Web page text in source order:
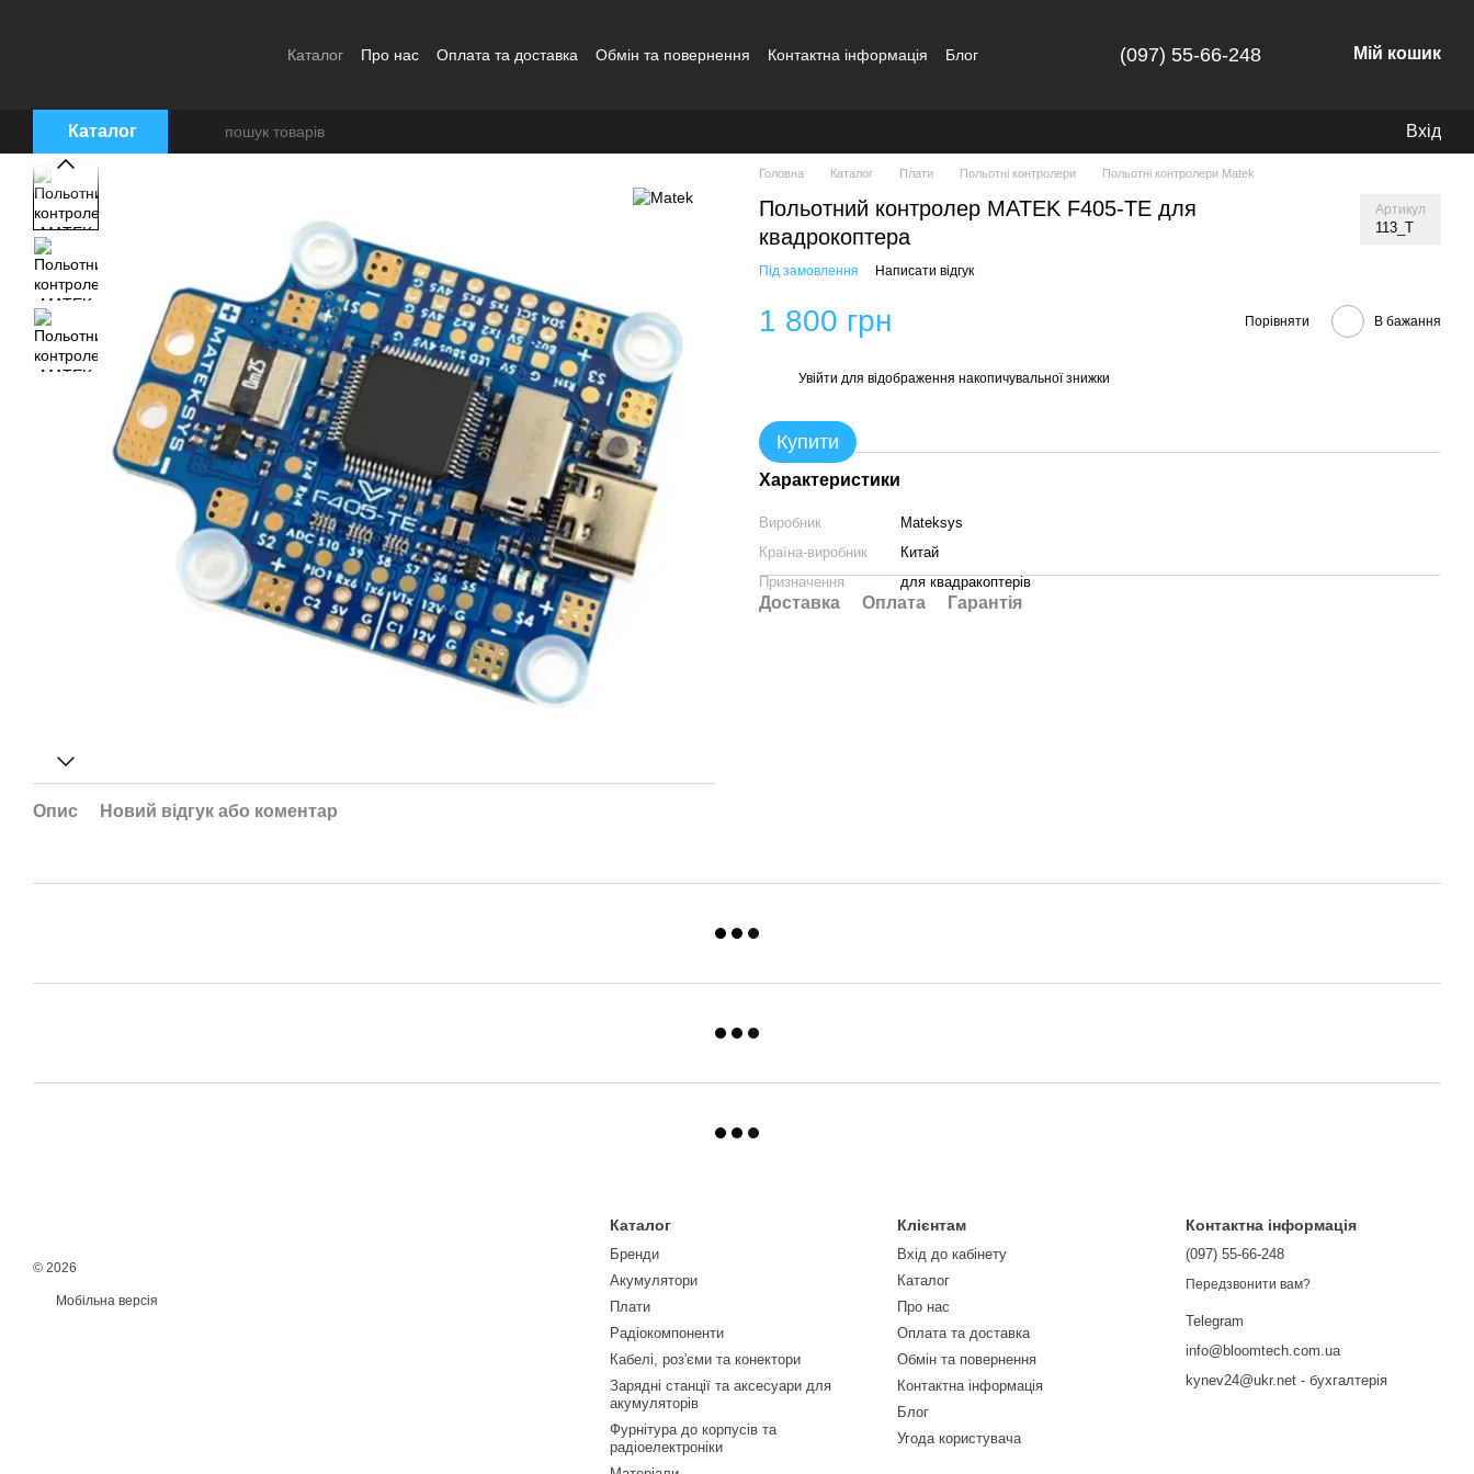
Каталог Про нас Оплата та доставка Обмін та повернення Контактна інформація
Блог
(097) 55-66-248 Мій кошик
Каталог Вхід
Опис Новий відгук або коментар
Головна Каталог Плати Польотні контролери Польотні контролери Matek
Польотний контролер MATEK F405-TE для
квадрокоптера
Артикул
113_T
Під замовлення Написати відгук
1 800 грн Порівняти В бажання
Увійти для відображення накопичувальної знижки
Купити
Характеристики
Виробник
Mateksys
Країна-виробник
Китай
Призначення
для квадракоптерів
Доставка Оплата Гарантія
© 2026
Мобільна версія
Каталог
Бренди
Акумулятори
Плати
Радіокомпоненти
Кабелі, роз'єми та конектори
Зарядні станції та аксесуари для
акумуляторів
Фурнітура до корпусів та
радіоелектроніки
Клієнтам
Вхід до кабінету
Каталог
Про нас
Оплата та доставка
Обмін та повернення
Контактна інформація
Блог
Угода користувача
Контактна інформація
(097) 55-66-248
Передзвонити вам?
Telegram
info@bloomtech.com.ua
kynev24@ukr.net - бухгалтерія